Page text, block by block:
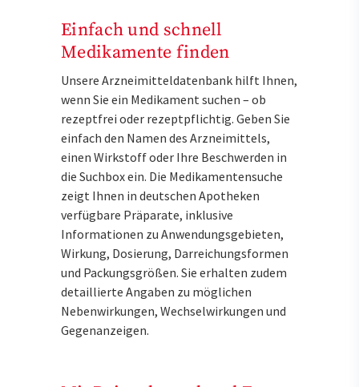
Einfach und schnell
Medikamente finden
Unsere Arzneimitteldatenbank hilft Ihnen,
wenn Sie ein Medikament suchen – ob
rezeptfrei oder rezeptpflichtig. Geben Sie
einfach den Namen des Arzneimittels,
einen Wirkstoff oder Ihre Beschwerden in
die Suchbox ein. Die Medikamentensuche
zeigt Ihnen in deutschen Apotheken
verfügbare Präparate, inklusive
Informationen zu Anwendungsgebieten,
Wirkung, Dosierung, Darreichungsformen
und Packungsgrößen. Sie erhalten zudem
detaillierte Angaben zu möglichen
Nebenwirkungen, Wechselwirkungen und
Gegenanzeigen.